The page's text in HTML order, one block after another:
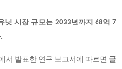
닛 시장 규모는 2033년까지 68억 7
서 발표한 연구 보고서에 따르면 글